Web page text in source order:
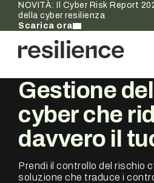
NOVITÀ: Il Cyber Risk Report
della cyber resilienza
Scarica ora
Gestione
cyber che
davvero il
Prendi il controllo del rischio
soluzione che traduce i